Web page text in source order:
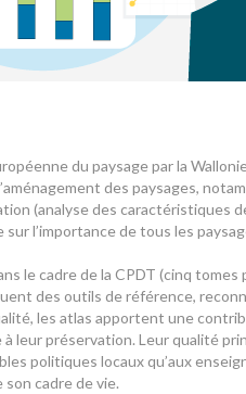
du paysage par la
des paysages,
(analyse des
l’importance de tous les
le cadre de la CPDT (cinq
des outils de référence,
les atlas apportent une
leur préservation. Leur qualité
politiques locaux qu’aux
cadre de vie.